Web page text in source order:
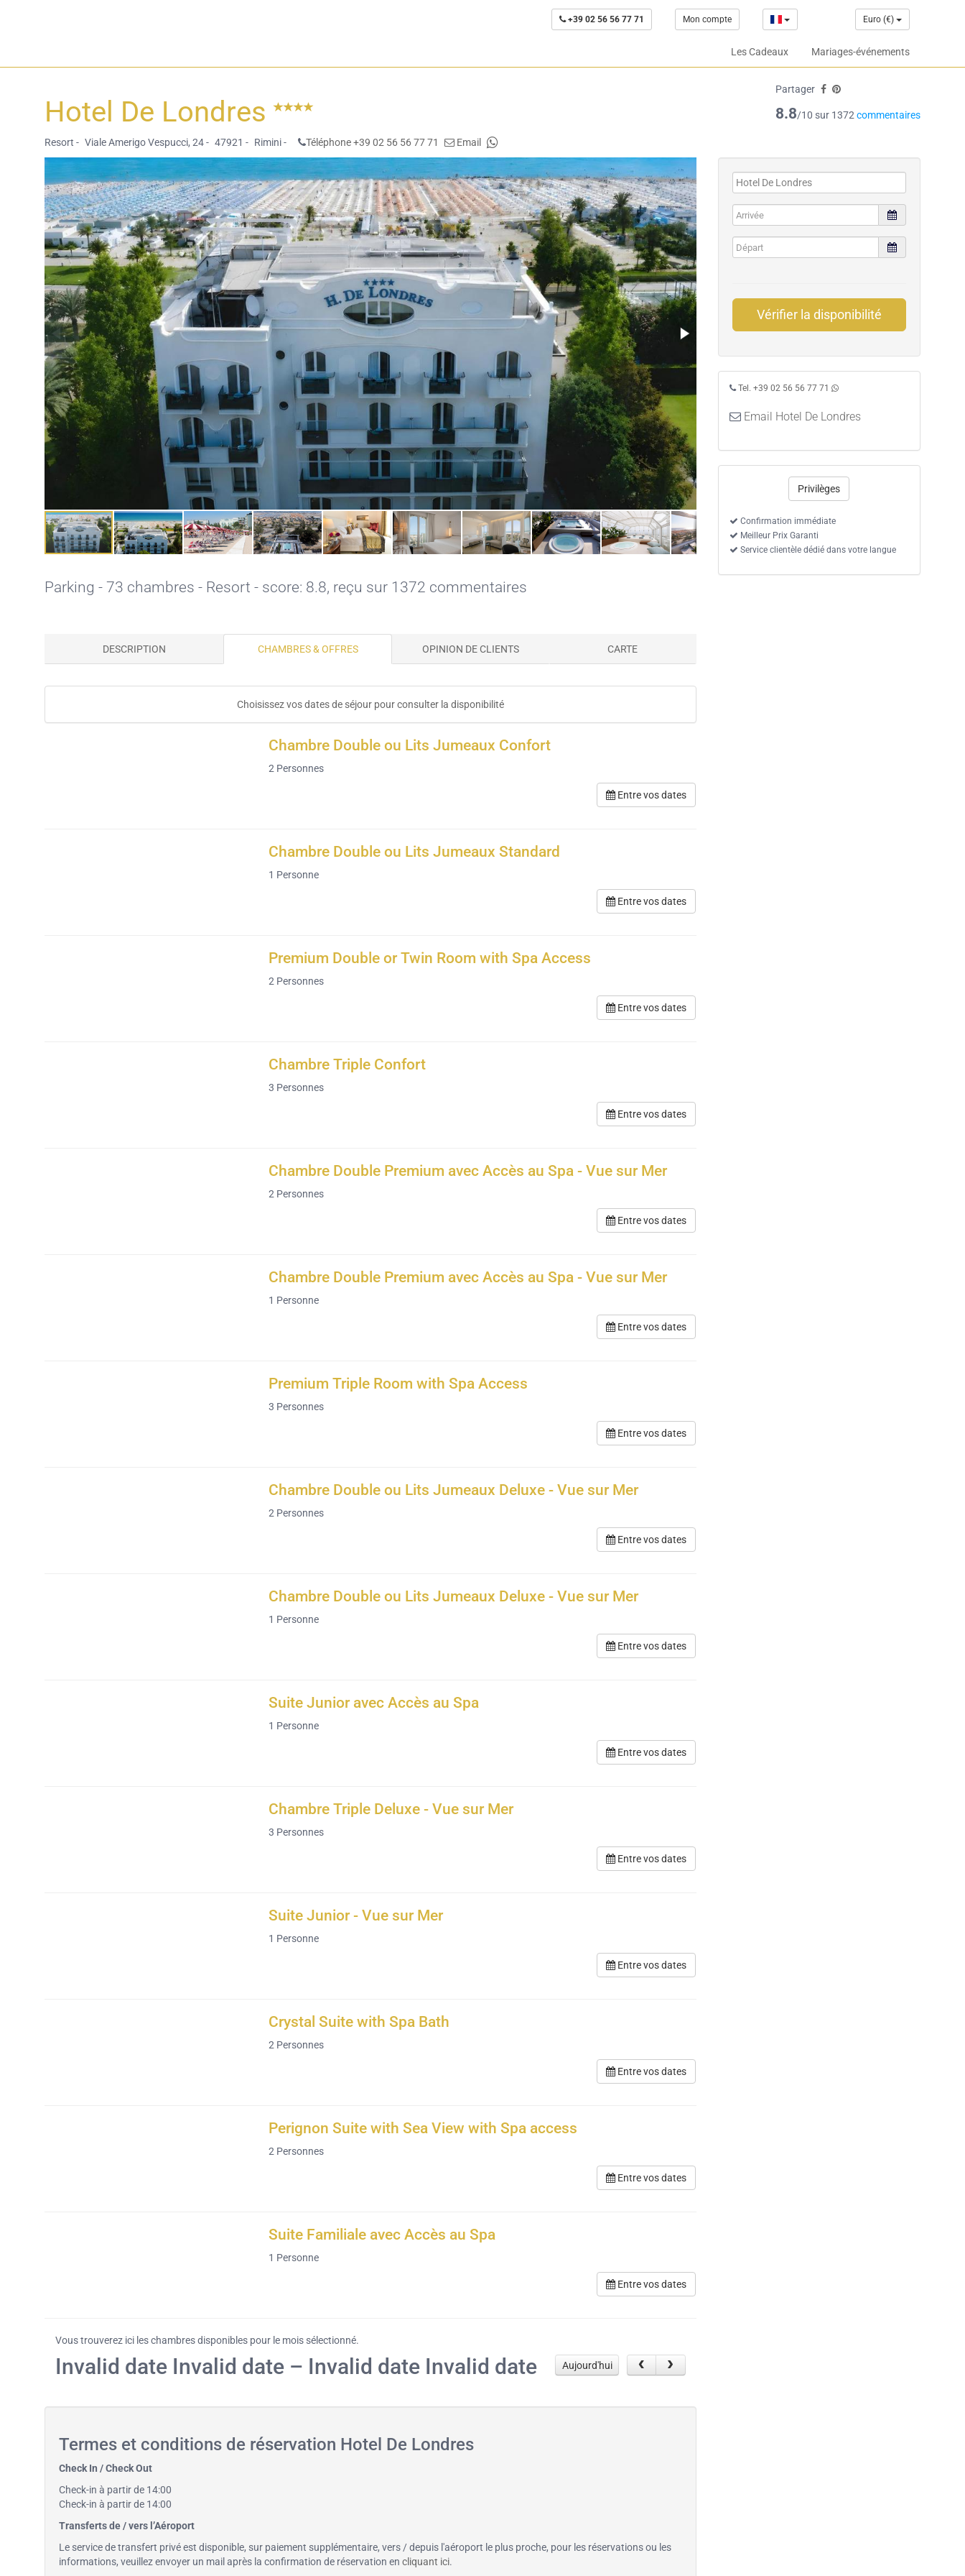
+39 02 56 56 77 71 Mon compte Euro (€)
Les Cadeaux Mariages-événements
Hotel De Londres
Resort - Viale Amerigo Vespucci, 24 - 47921 - Rimini - Téléphone +39 02 56 56 77 71 Email
Partager
8.8/10 sur 1372 commentaires
Vérifier la disponibilité
Tel. +39 02 56 56 77 71
Email Hotel De Londres
Privilèges
Confirmation immédiate
Meilleur Prix Garanti
Service clientèle dédié dans votre langue
Parking - 73 chambres - Resort - score: 8.8, reçu sur 1372 commentaires
DESCRIPTION CHAMBRES & OFFRES OPINION DE CLIENTS CARTE
Choisissez vos dates de séjour pour consulter la disponibilité
Chambre Double ou Lits Jumeaux Confort
2 Personnes
Entre vos dates
Chambre Double ou Lits Jumeaux Standard
1 Personne
Entre vos dates
Premium Double or Twin Room with Spa Access
2 Personnes
Entre vos dates
Chambre Triple Confort
3 Personnes
Entre vos dates
Chambre Double Premium avec Accès au Spa - Vue sur Mer
2 Personnes
Entre vos dates
Chambre Double Premium avec Accès au Spa - Vue sur Mer
1 Personne
Entre vos dates
Premium Triple Room with Spa Access
3 Personnes
Entre vos dates
Chambre Double ou Lits Jumeaux Deluxe - Vue sur Mer
2 Personnes
Entre vos dates
Chambre Double ou Lits Jumeaux Deluxe - Vue sur Mer
1 Personne
Entre vos dates
Suite Junior avec Accès au Spa
1 Personne
Entre vos dates
Chambre Triple Deluxe - Vue sur Mer
3 Personnes
Entre vos dates
Suite Junior - Vue sur Mer
1 Personne
Entre vos dates
Crystal Suite with Spa Bath
2 Personnes
Entre vos dates
Perignon Suite with Sea View with Spa access
2 Personnes
Entre vos dates
Suite Familiale avec Accès au Spa
1 Personne
Entre vos dates
Vous trouverez ici les chambres disponibles pour le mois sélectionné.
Invalid date Invalid date – Invalid date Invalid date Aujourd'hui
Termes et conditions de réservation Hotel De Londres
Check In / Check Out
Check-in à partir de 14:00
Check-in à partir de 14:00
Transferts de / vers l’Aéroport
Le service de transfert privé est disponible, sur paiement supplémentaire, vers / depuis l'aéroport le plus proche, pour les réservations ou les
informations, veuillez envoyer un mail après la confirmation de réservation en cliquant ici.